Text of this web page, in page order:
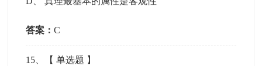
答案：C
15 、【单选题 】